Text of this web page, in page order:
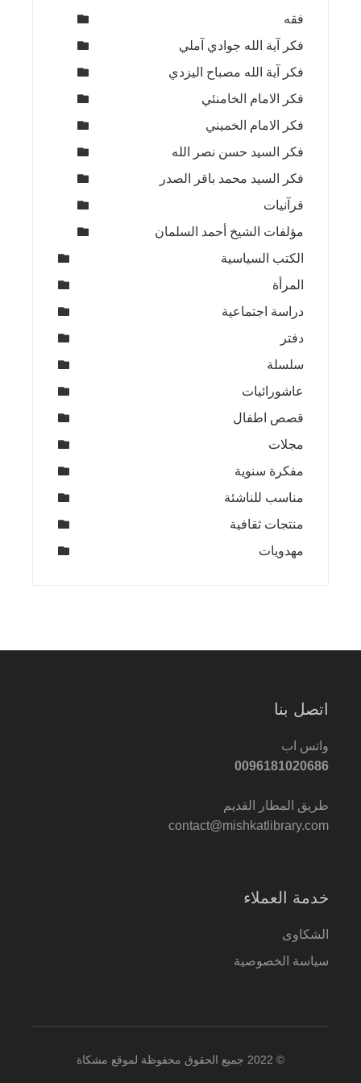
فقه
فكر آية الله جوادي آملي
فكر آية الله مصباح اليزدي
فكر الامام الخامنئي
فكر الامام الخميني
فكر السيد حسن نصر الله
فكر السيد محمد باقر الصدر
قرآنيات
مؤلفات الشيخ أحمد السلمان
الكتب السياسية
المرأة
دراسة اجتماعية
دفتر
سلسلة
عاشورائيات
قصص اطفال
مجلات
مفكرة سنوية
مناسب للناشئة
منتجات ثقافية
مهدويات
اتصل بنا
واتس اب
0096181020686
طريق المطار القديم
contact@mishkatlibrary.com
خدمة العملاء
الشكاوى
سياسة الخصوصية
© 2022 جميع الحقوق محفوظة لموقع مشكاة